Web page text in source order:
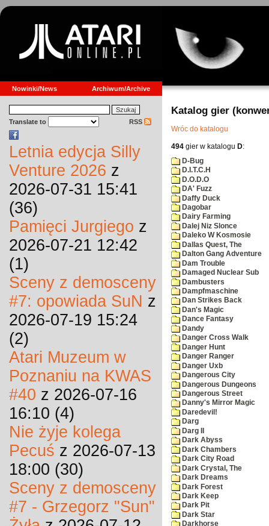
Nowinki/News Archiwum/Archive
Translate to RSS
Letnia edycja Silly
Venture 2026 z
2026-07-31 15:41
(36)
Pamięci Jurgiego z
2026-07-21 12:42
(1)
Sceny z demosceny
#7: opowiada SuN z
2026-07-19 15:24
(2)
Atari Muzeum w
Poznaniu na KWAS
#40 z 2026-07-16
16:10 (4)
Nie żyje kolega
Pecuś z 2026-07-13
18:00 (30)
Sceny z demosceny
#7 - Grzegorz "Sun"
Katalog gier
Wróc do katalogu
494 gier w katalogu D:
D-Bug
D.I.T.C.H
D.O.D.O
DA' Fuzz
Daffy Duck
Dagobar
Dairy Farming
Dalej Niz Slonce
Daleko W Kosmosie
Dallas Quest, The
Dalton Gang Adventure
Dam Trouble
Damaged Nuclear Sub
Dambusters
Dampfmaschine
Dan Strikes Back
Dan's Magic
Dance Fantasy
Dandy
Danger Cross Walk
Danger Hunt
Danger Ranger
Danger Uxb
Dangerous City
Dangerous Dungeons
Dangerous Street
Danny's Mirror Magic
Daredevil!
Darg
Darg II
Dark Abyss
Dark Chambers
Dark City Road
Dark Crystal, The
Dark Dreams
Dark Forest
Dark Keep
Dark Pit
Dark Star
Darkhorse